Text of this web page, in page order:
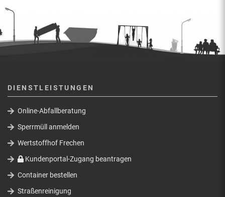
DIENSTLEISTUNGEN
Online-Abfallberatung
Sperrmüll anmelden
Wertstoffhof Frechen
Kundenportal-Zugang beantragen
Container bestellen
Straßenreinigung